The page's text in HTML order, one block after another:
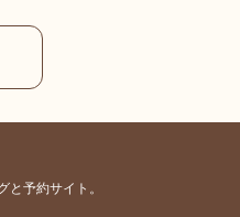
予約サイト。